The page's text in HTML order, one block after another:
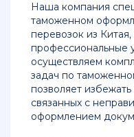
Наша компания
таможенном
перевозок из
профессиональные
осуществляем
задач по
позволяет
связанных с
оформлением